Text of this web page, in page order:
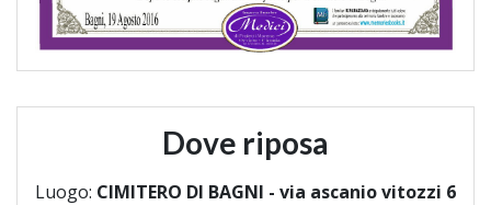
Dove riposa
Luogo: CIMITERO DI BAGNI - via ascanio vitozzi 6